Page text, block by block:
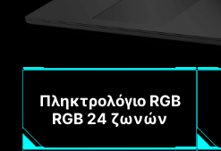
Πληκτρολόγιο RGB
RGB 24 ζωνών